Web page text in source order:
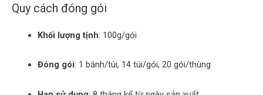
Quy cách đóng gói
Khối lượng tịnh: 100g/gói
Đóng gói: 1 bánh/túi, 14 túi/gói, 20 gói/thùng